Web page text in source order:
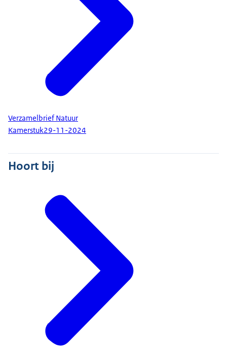
Verzamelbrief Natuur
Kamerstuk29-11-2024
Hoort bij